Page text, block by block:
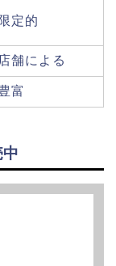
限定的
店舗による
富